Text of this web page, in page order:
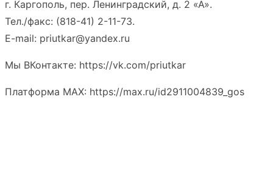
г. Каргополь, пер. Ленинградский, д. 2 «А».
Тел./факс: (818-41) 2-11-73.
E-mail: priutkar@yandex.ru
Мы ВКонтакте: https://vk.com/priutkar
Платформа MAX: https://max.ru/id2911004839_gos